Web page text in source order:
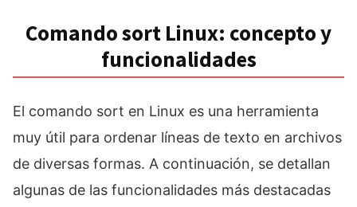
Comando sort Linux: concepto y
funcionalidades
El comando sort en Linux es una herramienta
muy útil para ordenar líneas de texto en archivos
de diversas formas. A continuación, se detallan
algunas de las funcionalidades más destacadas